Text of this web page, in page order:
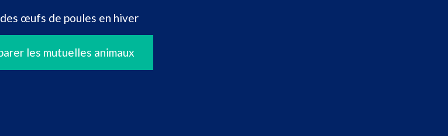
œufs de poules en hiver
les mutuelles animaux